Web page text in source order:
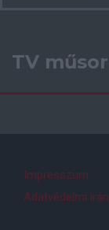
TV műsor
Impresszum
Adatvédelmi